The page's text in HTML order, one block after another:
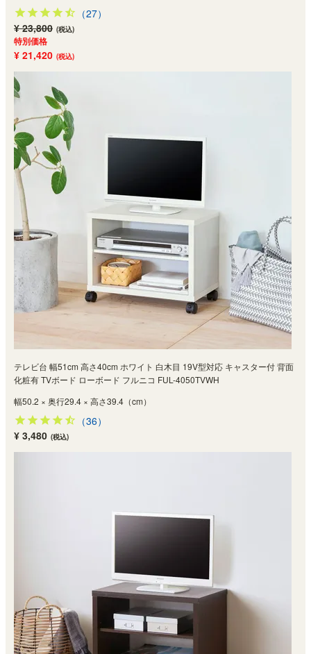
（27）
¥ 23,800 (税込)
特別価格
¥ 21,420 (税込)
テレビ台 幅51cm 高さ40cm ホワイト 白木目 19V型対応 キャスター付 背面
化粧有 TVボード ローボード フルニコ FUL-4050TVWH
幅50.2 × 奥行29.4 × 高さ39.4（cm）
（36）
¥ 3,480 (税込)